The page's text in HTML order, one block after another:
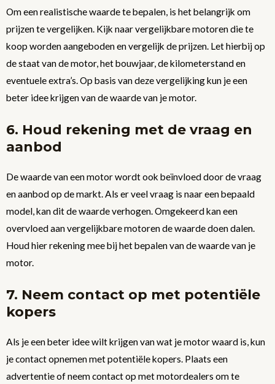
Om een realistische waarde te bepalen, is het belangrijk om
prijzen te vergelijken. Kijk naar vergelijkbare motoren die te
koop worden aangeboden en vergelijk de prijzen. Let hierbij op
de staat van de motor, het bouwjaar, de kilometerstand en
eventuele extra’s. Op basis van deze vergelijking kun je een
beter idee krijgen van de waarde van je motor.
6. Houd rekening met de vraag en
aanbod
De waarde van een motor wordt ook beïnvloed door de vraag
en aanbod op de markt. Als er veel vraag is naar een bepaald
model, kan dit de waarde verhogen. Omgekeerd kan een
overvloed aan vergelijkbare motoren de waarde doen dalen.
Houd hier rekening mee bij het bepalen van de waarde van je
motor.
7. Neem contact op met potentiële
kopers
Als je een beter idee wilt krijgen van wat je motor waard is, kun
je contact opnemen met potentiële kopers. Plaats een
advertentie of neem contact op met motordealers om te